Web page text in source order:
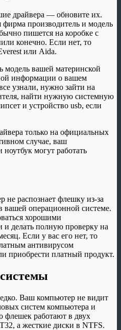
драйвера — обновите их.
фирма производитель и модель
пишется на коробке с
конечно. Если нет, то
или Aida.
вашей материнской
информации о вашем
узнали, нужно зайти на
найти нужную системную
и устройство usb, если
только на официальных
случае, ваш
могут работать
не распознает флешку из-за
вашей операционной системе.
хорошими
делать полную проверку на
Если у вас его нет, то
антивирусом
приобрести платный продукт.
Ваш компьютер не видит
систем компьютера и
флешек работают в двух
а жесткие диски в NTFS.